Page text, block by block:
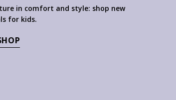
in comfort and style: shop new
for kids.